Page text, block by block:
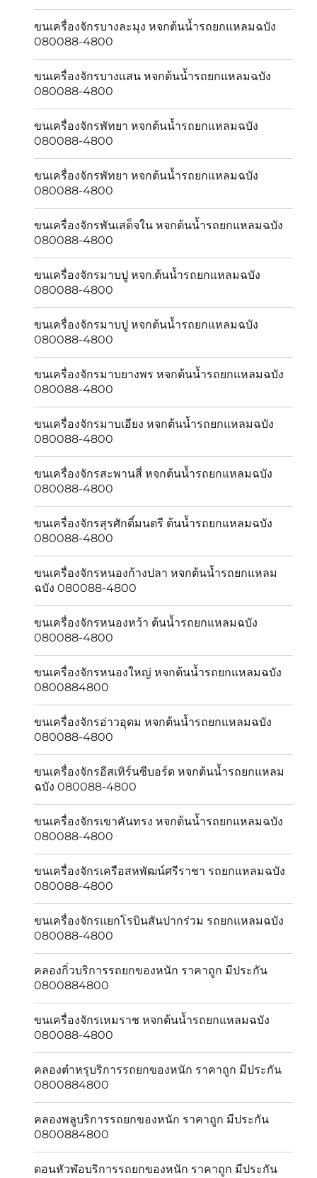
ขนเครื่องจักรบางละมุง หจกต้นน้ำรถยกแหลมฉบัง
080088-4800
ขนเครื่องจักรบางเเสน หจกต้นน้ำรถยกแหลมฉบัง
080088-4800
ขนเครื่องจักรพัทยา หจกต้นน้ำรถยกแหลมฉบัง
080088-4800
ขนเครื่องจักรพัทยา หจกต้นน้ำรถยกแหลมฉบัง
080088-4800
ขนเครื่องจักรพันเสด็จใน หจกต้นน้ำรถยกแหลมฉบัง
080088-4800
ขนเครื่องจักรมาบปู หจก.ต้นน้ำรถยกแหลมฉบัง
080088-4800
ขนเครื่องจักรมาบปู หจกต้นน้ำรถยกแหลมฉบัง
080088-4800
ขนเครื่องจักรมาบยางพร หจกต้นน้ำรถยกแหลมฉบัง
080088-4800
ขนเครื่องจักรมาบเอียง หจกต้นน้ำรถยกแหลมฉบัง
080088-4800
ขนเครื่องจักรสะพานสี่ หจกต้นน้ำรถยกแหลมฉบัง
080088-4800
ขนเครื่องจักรสุรศักดิ์มนตรี ต้นน้ำรถยกแหลมฉบัง
080088-4800
ขนเครื่องจักรหนองก้างปลา หจกต้นน้ำรถยกแหลม
ฉบัง 080088-4800
ขนเครื่องจักรหนองหว้า ต้นน้ำรถยกแหลมฉบัง
080088-4800
ขนเครื่องจักรหนองใหญ่ หจกต้นน้ำรถยกแหลมฉบัง
0800884800
ขนเครื่องจักรอ่าวอุดม หจกต้นน้ำรถยกแหลมฉบัง
080088-4800
ขนเครื่องจักรอีสเทิร์นซีบอร์ด หจกต้นน้ำรถยกแหลม
ฉบัง 080088-4800
ขนเครื่องจักรเขาคันทรง หจกต้นน้ำรถยกแหลมฉบัง
080088-4800
ขนเครื่องจักรเครือสหพัฒน์ศรีราชา รถยกแหลมฉบัง
080088-4800
ขนเครื่องจักรแยกโรบินสันปากร่วม รถยกแหลมฉบัง
080088-4800
คลองกิ่วบริการรถยกของหนัก ราคาถูก มีประกัน
0800884800
ขนเครื่องจักรเหมราช หจกต้นน้ำรถยกแหลมฉบัง
080088-4800
คลองตำหรุบริการรถยกของหนัก ราคาถูก มีประกัน
0800884800
คลองพลูบริการรถยกของหนัก ราคาถูก มีประกัน
0800884800
ดอนหัวฬ่อบริการรถยกของหนัก ราคาถูก มีประกัน